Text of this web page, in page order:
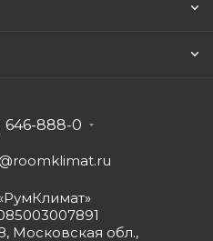
646-888-0
Московская обл.,